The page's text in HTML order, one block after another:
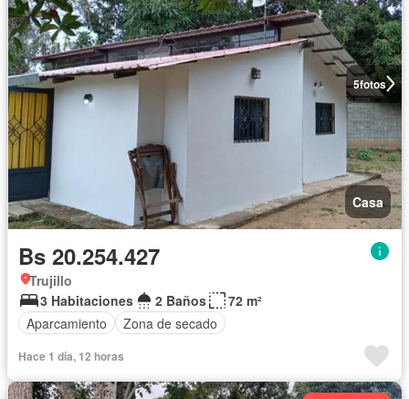
5fotos
Casa
Bs 20.254.427
Trujillo
3 Habitaciones
2 Baños
72 m²
Aparcamiento
Zona de secado
Hace 1 día, 12 horas